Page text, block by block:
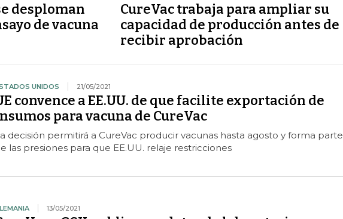
desploman
de vacuna
CureVac trabaja para ampliar su
capacidad de producción antes de
recibir aprobación
UNIDOS 21/05/2021
convence a EE.UU. de que facilite exportación de
para vacuna de CureVac
decisión permitirá a CureVac producir vacunas hasta agosto y forma parte
las presiones para que EE.UU. relaje restricciones
13/05/2021